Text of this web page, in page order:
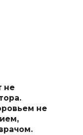
не
не